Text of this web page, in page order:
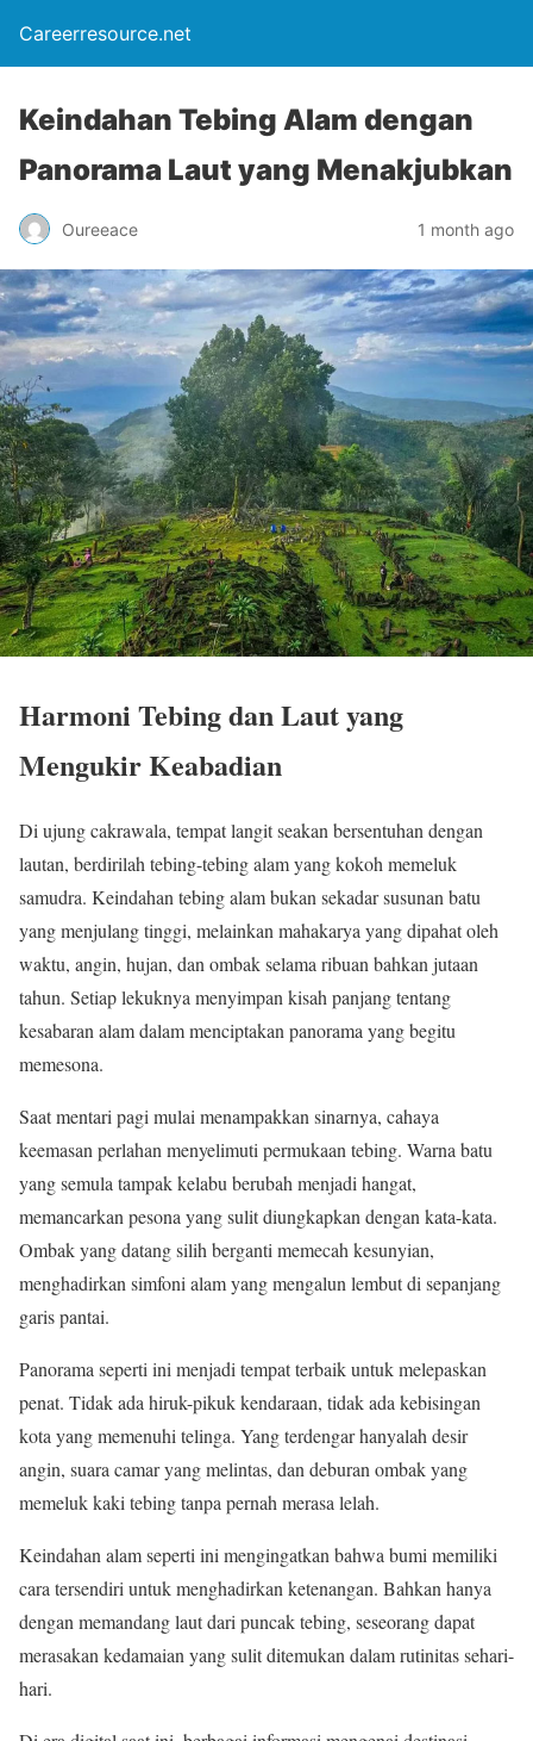
Careerresource.net
Keindahan Tebing Alam dengan
Panorama Laut yang Menakjubkan
Oureeace 1 month ago
Harmoni Tebing dan Laut yang
Mengukir Keabadian
Di ujung cakrawala, tempat langit seakan bersentuhan dengan
lautan, berdirilah tebing-tebing alam yang kokoh memeluk
samudra. Keindahan tebing alam bukan sekadar susunan batu
yang menjulang tinggi, melainkan mahakarya yang dipahat oleh
waktu, angin, hujan, dan ombak selama ribuan bahkan jutaan
tahun. Setiap lekuknya menyimpan kisah panjang tentang
kesabaran alam dalam menciptakan panorama yang begitu
memesona.
Saat mentari pagi mulai menampakkan sinarnya, cahaya
keemasan perlahan menyelimuti permukaan tebing. Warna batu
yang semula tampak kelabu berubah menjadi hangat,
memancarkan pesona yang sulit diungkapkan dengan kata-kata.
Ombak yang datang silih berganti memecah kesunyian,
menghadirkan simfoni alam yang mengalun lembut di sepanjang
garis pantai.
Panorama seperti ini menjadi tempat terbaik untuk melepaskan
penat. Tidak ada hiruk-pikuk kendaraan, tidak ada kebisingan
kota yang memenuhi telinga. Yang terdengar hanyalah desir
angin, suara camar yang melintas, dan deburan ombak yang
memeluk kaki tebing tanpa pernah merasa lelah.
Keindahan alam seperti ini mengingatkan bahwa bumi memiliki
cara tersendiri untuk menghadirkan ketenangan. Bahkan hanya
dengan memandang laut dari puncak tebing, seseorang dapat
merasakan kedamaian yang sulit ditemukan dalam rutinitas sehari-
hari.